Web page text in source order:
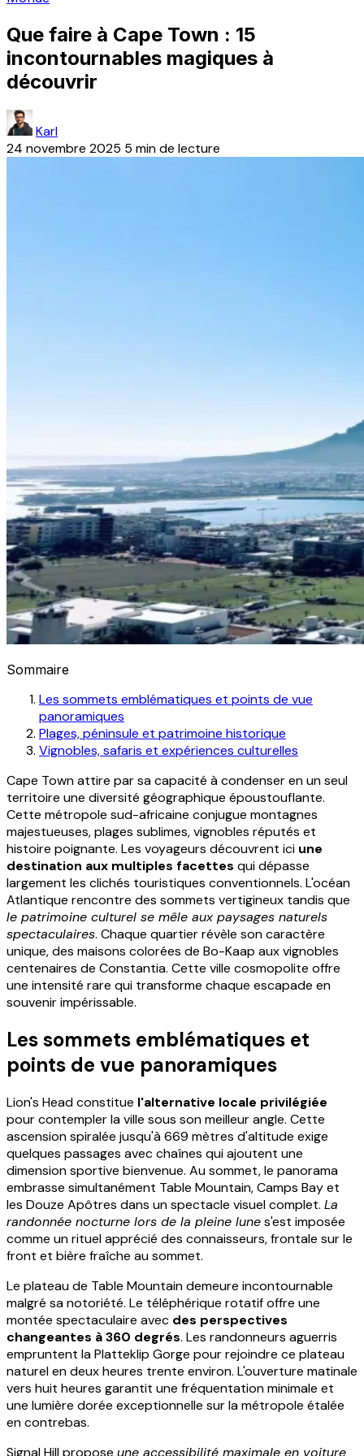
Que faire à Cape Town : 15
incontournables magiques à
découvrir
Karl
24 novembre 2025 5 min de lecture
Sommaire
Les sommets emblématiques et points de vue
panoramiques
Plages, péninsule et patrimoine historique
Vignobles, safaris et expériences culturelles
Cape Town attire par sa capacité à condenser en un seul
territoire une diversité géographique époustouflante.
Cette métropole sud-africaine conjugue montagnes
majestueuses, plages sublimes, vignobles réputés et
histoire poignante. Les voyageurs découvrent ici une
destination aux multiples facettes qui dépasse
largement les clichés touristiques conventionnels. L'océan
Atlantique rencontre des sommets vertigineux tandis que
le patrimoine culturel se mêle aux paysages naturels
spectaculaires. Chaque quartier révèle son caractère
unique, des maisons colorées de Bo-Kaap aux vignobles
centenaires de Constantia. Cette ville cosmopolite offre
une intensité rare qui transforme chaque escapade en
souvenir impérissable.
Les sommets emblématiques et
points de vue panoramiques
Lion's Head constitue l'alternative locale privilégiée
pour contempler la ville sous son meilleur angle. Cette
ascension spiralée jusqu'à 669 mètres d'altitude exige
quelques passages avec chaînes qui ajoutent une
dimension sportive bienvenue. Au sommet, le panorama
embrasse simultanément Table Mountain, Camps Bay et
les Douze Apôtres dans un spectacle visuel complet. La
randonnée nocturne lors de la pleine lunes'est imposée
comme un rituel apprécié des connaisseurs, frontale sur le
front et bière fraîche au sommet.
Le plateau de Table Mountain demeure incontournable
malgré sa notoriété. Le téléphérique rotatif offre une
montée spectaculaire avec des perspectives
changeantes à 360 degrés. Les randonneurs aguerris
empruntent la Platteklip Gorge pour rejoindre ce plateau
naturel en deux heures trente environ. L'ouverture matinale
vers huit heures garantit une fréquentation minimale et
une lumière dorée exceptionnelle sur la métropole étalée
en contrebas.
Signal Hill propose une accessibilité maximale en voiture